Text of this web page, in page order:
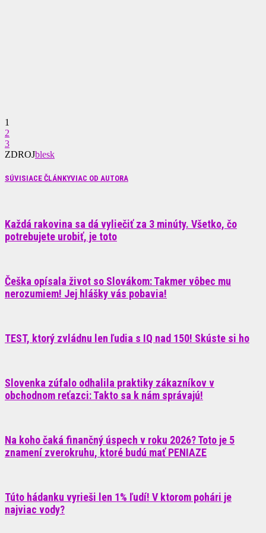
1
2
3
ZDROJblesk
SÚVISIACE ČLÁNKYVIAC OD AUTORA
Každá rakovina sa dá vyliečiť za 3 minúty. Všetko, čo
potrebujete urobiť, je toto
Češka opísala život so Slovákom: Takmer vôbec mu
nerozumiem! Jej hlášky vás pobavia!
TEST, ktorý zvládnu len ľudia s IQ nad 150! Skúste si ho
Slovenka zúfalo odhalila praktiky zákazníkov v
obchodnom reťazci: Takto sa k nám správajú!
Na koho čaká finančný úspech v roku 2026? Toto je 5
znamení zverokruhu, ktoré budú mať PENIAZE
Túto hádanku vyrieši len 1% ľudí! V ktorom pohári je
najviac vody?